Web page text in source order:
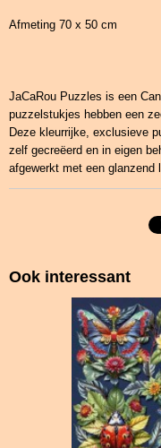
Afmeting 70 x 50 cm
JaCaRou Puzzles is een
puzzelstukjes hebben een
Deze kleurrijke, exclusieve
zelf gecreëerd en in eigen
afgewerkt met een glanzend
Ook interessant